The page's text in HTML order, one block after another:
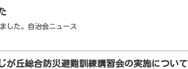
した。自治会ニュース
が丘総合防災避難訓練講習会の実施について